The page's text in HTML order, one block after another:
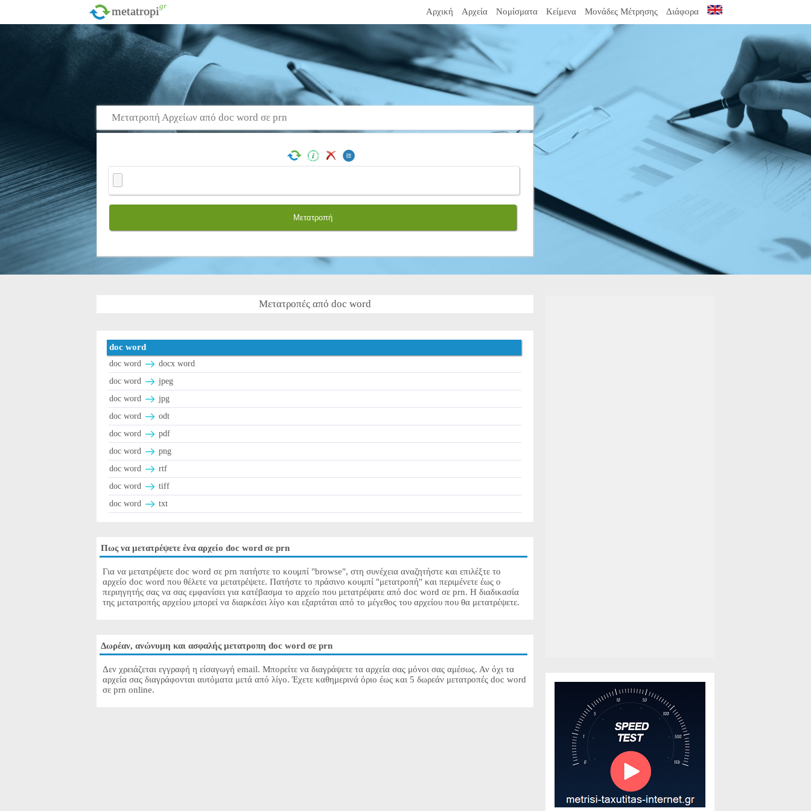
metatropi.gr
Αρχική Αρχεία Νομίσματα Κείμενα Μονάδες Μέτρησης Διάφορα
Μετατροπή Αρχείων από doc word σε prn
Μετατροπή
Μετατροπές από doc word
doc word
doc word
docx word
doc word
jpeg
doc word
jpg
doc word
odt
doc word
pdf
doc word
png
doc word
rtf
doc word
tiff
doc word
txt
Πως να μετατρέψετε ένα αρχείο doc word σε prn
Για να μετατρέψετε doc word σε prn πατήστε το κουμπί "browse", στη συνέχεια αναζητήστε και επιλέξτε το
αρχείο doc word που θέλετε να μετατρέψετε. Πατήστε το πράσινο κουμπί "μετατροπή" και περιμένετε έως ο
περιηγητής σας να σας εμφανίσει για κατέβασμα το αρχείο που μετατρέψατε από doc word σε prn. Η διαδικασία
της μετατροπής αρχείου μπορεί να διαρκέσει λίγο και εξαρτάται από το μέγεθος του αρχείου που θα μετατρέψετε.
Δωρέαν, ανώνυμη και ασφαλής μετατροπη doc word σε prn
Δεν χρειάζεται εγγραφή η είσαγωγή email. Μπορείτε να διαγράψετε τα αρχεία σας μόνοι σας αμέσως. Αν όχι τα
αρχεία σας διαγράφονται αυτόματα μετά από λίγο. Έχετε καθημερινά όριο έως και 5 δωρεάν μετατροπές doc word
σε prn online.